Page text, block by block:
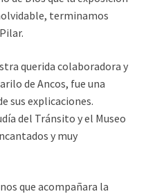
terminamos
querida colaboradora y
de Ancos, fue una
sus explicaciones.
del Tránsito y el Museo
y muy
que acompañara la